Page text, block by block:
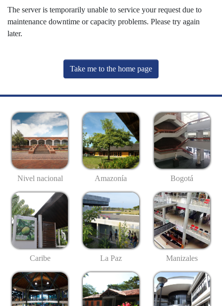
The server is temporarily unable to service your request due to
maintenance downtime or capacity problems. Please try again
later.
Take me to the home page
Nivel nacional Amazonía Bogotá
Caribe La Paz Manizales